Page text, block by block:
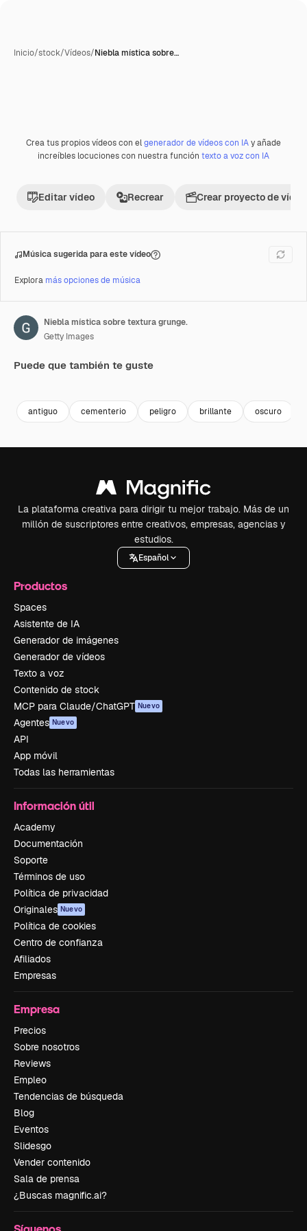
Inicio/stock/Vídeos/Niebla mística sobre…
Premium
Crea tus propios vídeos con elgenerador de vídeos con IAy añade
increíbles locuciones con nuestra función texto a voz con IA
Editar vídeo Recrear Crear proyecto de vídeo
Música sugerida para este vídeo
Explora más opciones de música
Niebla mística sobre textura grunge.
Getty Images
Puede que también te guste
antiguo cementerio peligro brillante oscuro
La plataforma creativa para dirigir tu mejor trabajo. Más de un
millón de suscriptores entre creativos, empresas, agencias y
estudios.
Español
Productos
Spaces
Asistente de IA
Generador de imágenes
Generador de vídeos
Texto a voz
Contenido de stock
MCP para Claude/ChatGPT Nuevo
Agentes Nuevo
API
App móvil
Todas las herramientas
Información útil
Academy
Documentación
Soporte
Términos de uso
Política de privacidad
Originales Nuevo
Política de cookies
Centro de confianza
Afiliados
Empresas
Empresa
Precios
Sobre nosotros
Reviews
Empleo
Tendencias de búsqueda
Blog
Eventos
Slidesgo
Vender contenido
Sala de prensa
¿Buscas magnific.ai?